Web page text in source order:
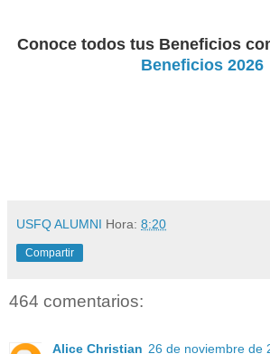
Conoce todos tus Beneficios
Beneficios 2026
USFQ ALUMNI Hora: 8:20
Compartir
464 comentarios:
Alice Christian 26 de noviembre de